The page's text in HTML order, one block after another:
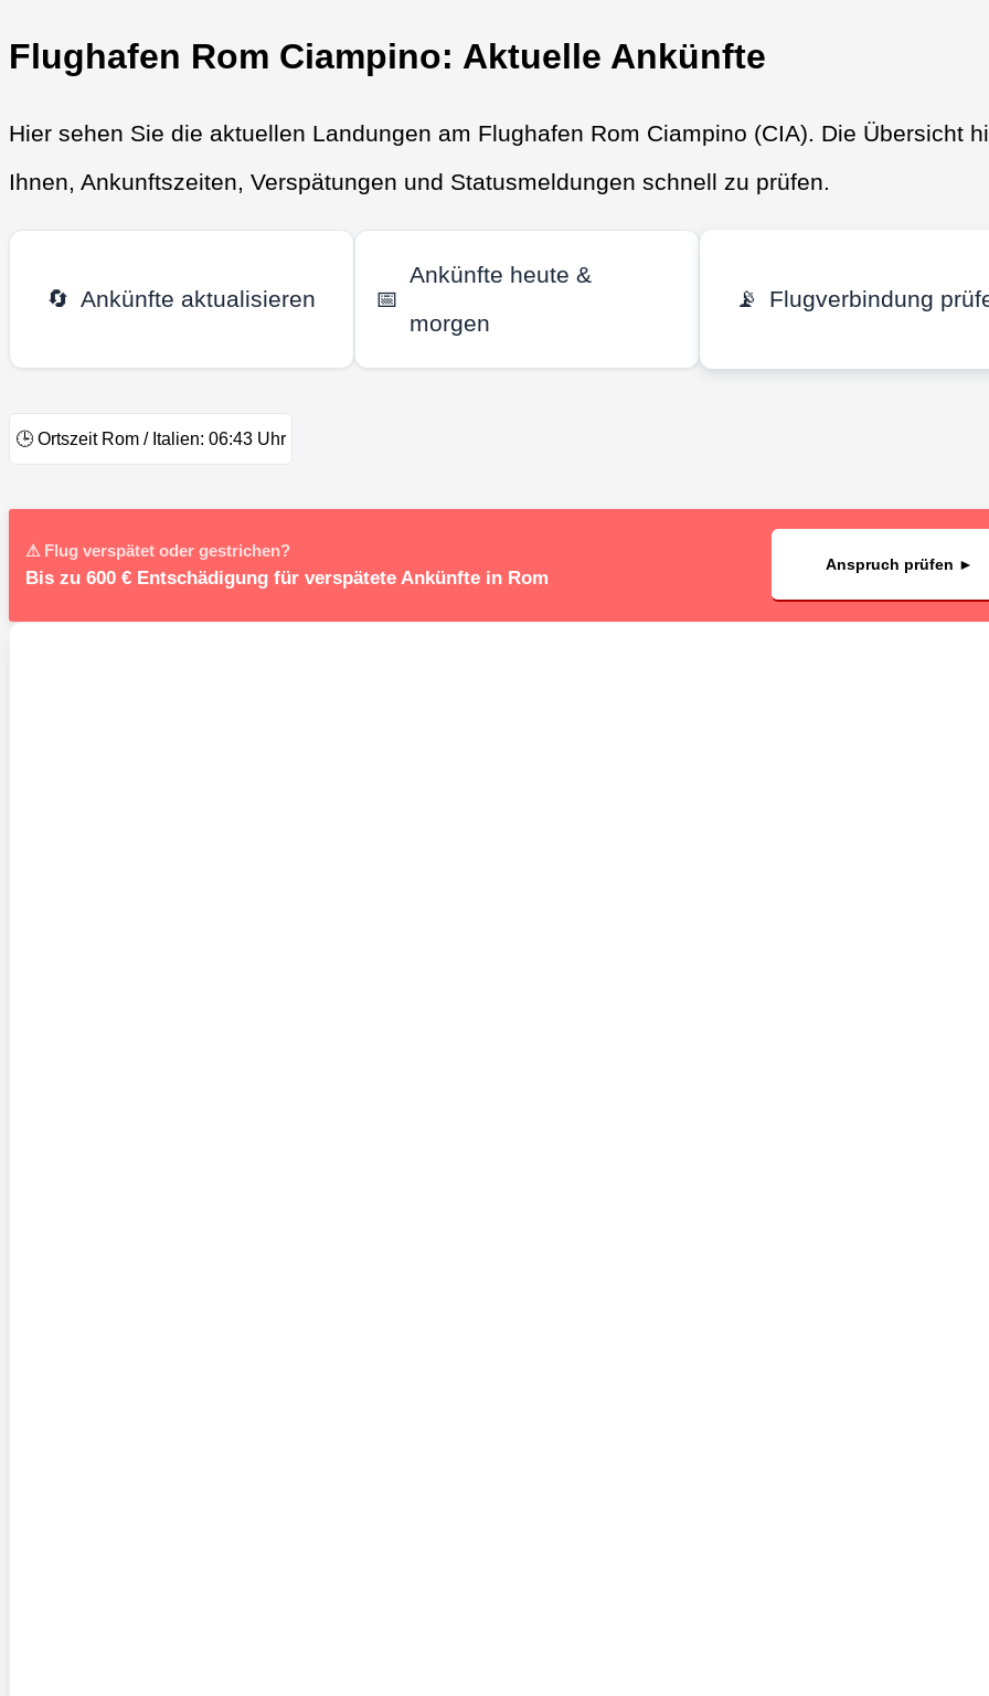
Flughafen Rom Ciampino: Aktuelle Ankünfte
Hier sehen Sie die aktuellen Landungen am Flughafen Rom Ciampino (CIA). Die Übersicht
Ihnen, Ankunftszeiten, Verspätungen und Statusmeldungen schnell zu prüfen.
🔄 Ankünfte aktualisieren 📅
Ankünfte heute &
morgen
📡 Flugverbindung
🕒 Ortszeit Rom / Italien: 06:43 Uhr
⚠ Flug verspätet oder gestrichen?
Bis zu 600 € Entschädigung für verspätete Ankünfte in Rom
Anspruch prüfen ►